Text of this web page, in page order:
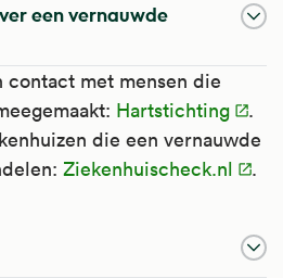
een vernauwde
met mensen die
Hartstichting
.
die een vernauwde
Ziekenhuischeck.nl .